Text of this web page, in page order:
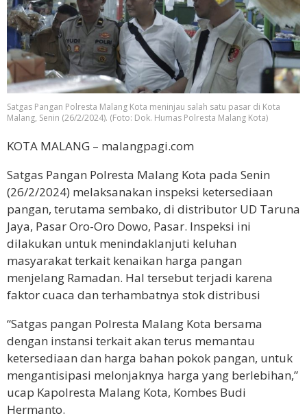
Satgas Pangan Polresta Malang Kota meninjau salah satu pasar di Kota
Malang, Senin (26/2/2024). (Foto: Dok. Humas Polresta Malang Kota)
KOTA MALANG – malangpagi.com
Satgas Pangan Polresta Malang Kota pada Senin
(26/2/2024) melaksanakan inspeksi ketersediaan
pangan, terutama sembako, di distributor UD Taruna
Jaya, Pasar Oro-Oro Dowo, Pasar. Inspeksi ini
dilakukan untuk menindaklanjuti keluhan
masyarakat terkait kenaikan harga pangan
menjelang Ramadan. Hal tersebut terjadi karena
faktor cuaca dan terhambatnya stok distribusi
“Satgas pangan Polresta Malang Kota bersama
dengan instansi terkait akan terus memantau
ketersediaan dan harga bahan pokok pangan, untuk
mengantisipasi melonjaknya harga yang berlebihan,”
ucap Kapolresta Malang Kota, Kombes Budi
Hermanto.